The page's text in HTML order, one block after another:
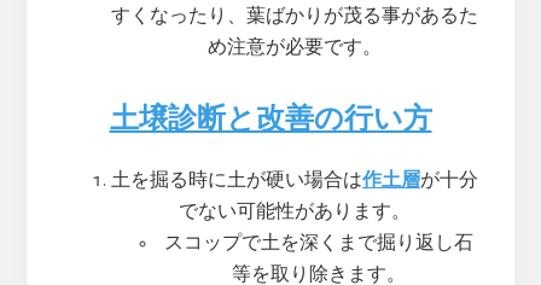
すくなったり、葉ばかりが茂る事があるた
め注意が必要です。
土壌診断と改善の行い方
土を掘る時に土が硬い場合は作土層が十分
でない可能性があります。
スコップで土を深くまで掘り返し石
等を取り除きます。